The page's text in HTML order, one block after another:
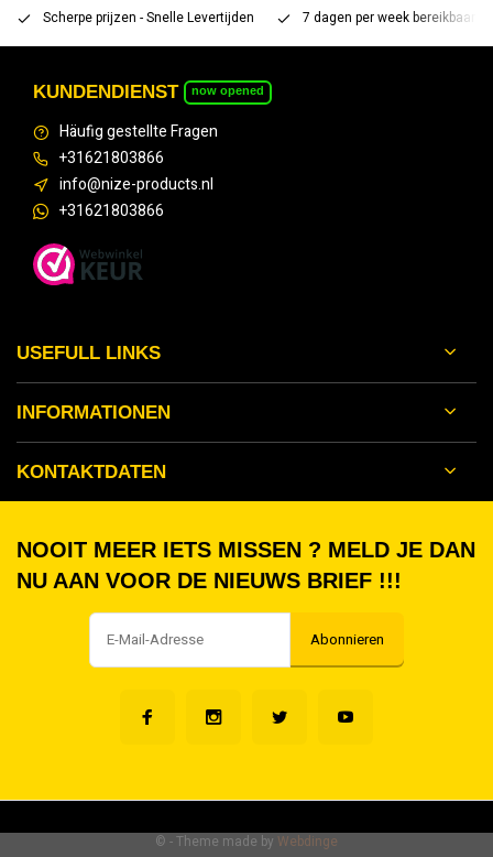
Scherpe prijzen - Snelle Levertijden 7 dagen per week bereikbaar
KUNDENDIENST now opened
Häufig gestellte Fragen
+31621803866
info@nize-products.nl
+31621803866
USEFULL LINKS
INFORMATIONEN
KONTAKTDATEN
NOOIT MEER IETS MISSEN ? MELD JE DAN
NU AAN VOOR DE NIEUWS BRIEF !!!
Abonnieren
© - Theme made by Webdinge